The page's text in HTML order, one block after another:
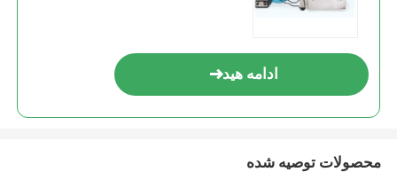
ادامه هید
محصولات توصیه شده